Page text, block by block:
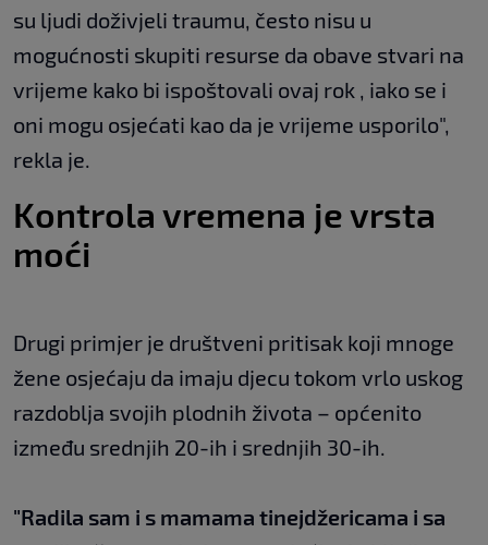
su ljudi doživjeli traumu, često nisu u
mogućnosti skupiti resurse da obave stvari na
vrijeme kako bi ispoštovali ovaj rok , iako se i
oni mogu osjećati kao da je vrijeme usporilo",
rekla je.
Kontrola vremena je vrsta
moći
Drugi primjer je društveni pritisak koji mnoge
žene osjećaju da imaju djecu tokom vrlo uskog
razdoblja svojih plodnih života – općenito
između srednjih 20-ih i srednjih 30-ih.
"Radila sam i s mamama tinejdžericama i sa